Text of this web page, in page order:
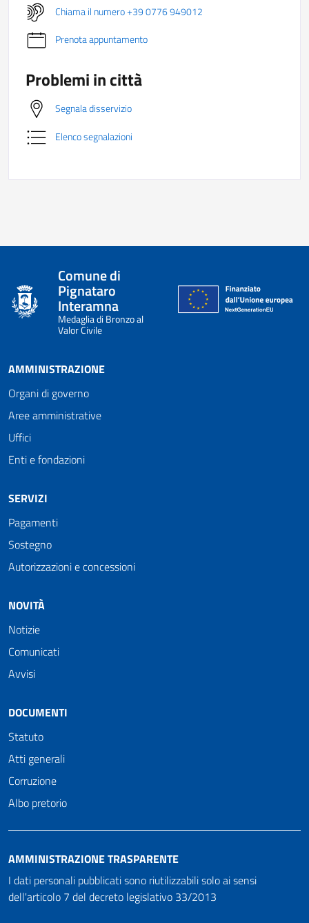
Chiama il numero +39 0776 949012
Prenota appuntamento
Problemi in città
Segnala disservizio
Elenco segnalazioni
Comune di
Pignataro
Interamna
Medaglia di Bronzo al
Valor Civile
AMMINISTRAZIONE
Organi di governo
Aree amministrative
Uffici
Enti e fondazioni
SERVIZI
Pagamenti
Sostegno
Autorizzazioni e concessioni
NOVITÀ
Notizie
Comunicati
Avvisi
DOCUMENTI
Statuto
Atti generali
Corruzione
Albo pretorio
AMMINISTRAZIONE TRASPARENTE
I dati personali pubblicati sono riutilizzabili solo ai sensi
dell'articolo 7 del decreto legislativo 33/2013